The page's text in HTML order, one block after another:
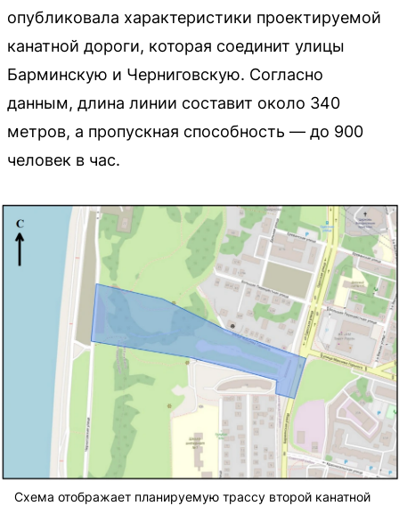
опубликовала характеристики проектируемой
канатной дороги, которая соединит улицы
Барминскую и Черниговскую. Согласно
данным, длина линии составит около 340
метров, а пропускная способность — до 900
человек в час.
Схема отображает планируемую трассу второй канатной